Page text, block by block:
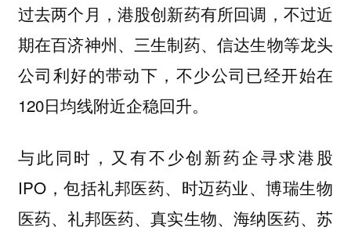
过去两个月，港股创新药有所回调，不过近
期在百济神州、三生制药、信达生物等龙头
公司利好的带动下，不少公司已经开始在
120日均线附近企稳回升。
与此同时，又有不少创新药企寻求港股
IPO，包括礼邦医药、时迈药业、博瑞生物
医药、礼邦医药、真实生物、海纳医药、苏